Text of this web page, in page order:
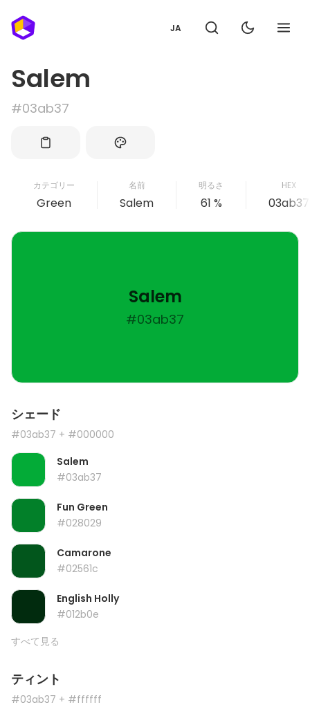
JA
Salem
#03ab37
カテゴリー
Green
名前
Salem
明るさ
61 %
HEX
03ab37
Salem
#03ab37
シェード
#03ab37 + #000000
Salem
#03ab37
Fun Green
#028029
Camarone
#02561c
English Holly
#012b0e
すべて見る
ティント
#03ab37 + #ffffff